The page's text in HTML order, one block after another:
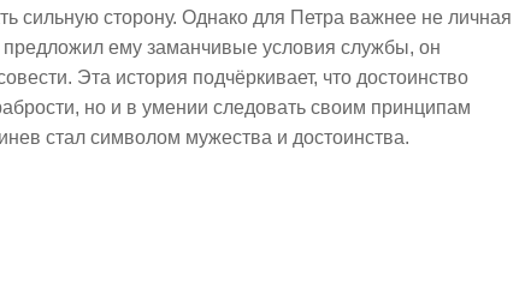
сильную сторону. Однако для Петра важнее не личная
предложил ему заманчивые условия службы, он
Эта история подчёркивает, что достоинство
но и в умении следовать своим принципам
стал символом мужества и достоинства.